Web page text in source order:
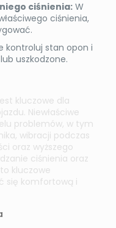
ciśnienia:W
ciśnienia,
kontroluj stan opon i
uszkodzone.
kluczowe dla
Niewłaściwe
problemów, w tym
wibracji podczas
oraz wyższego
ciśnienia oraz
kluczowe
się komfortową i